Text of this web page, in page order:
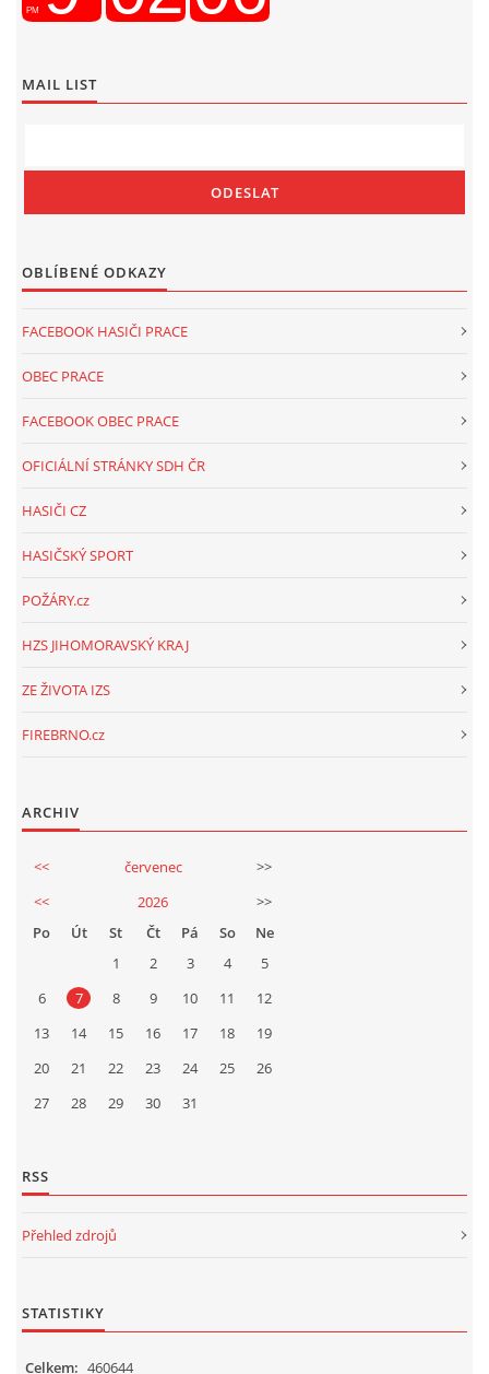
MAIL LIST
OBLÍBENÉ ODKAZY
FACEBOOK HASIČI PRACE
OBEC PRACE
FACEBOOK OBEC PRACE
OFICIÁLNÍ STRÁNKY SDH ČR
HASIČI CZ
HASIČSKÝ SPORT
POŽÁRY.cz
HZS JIHOMORAVSKÝ KRAJ
ZE ŽIVOTA IZS
FIREBRNO.cz
ARCHIV
<< červenec
>>
<<
2026
>>
Po
Út St Čt Pá So
Ne
1
2 3 4
5
6
7 8 9 10 11
12
13
14 15 16 17 18
19
20
21 22 23 24 25
26
27
28 29 30 31
RSS
Přehled zdrojů
STATISTIKY
Celkem: 460644